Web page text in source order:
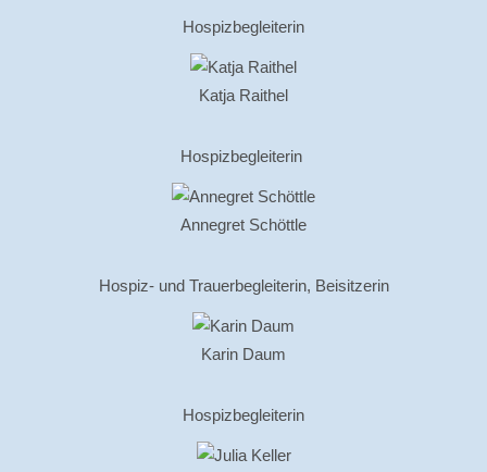
Hospizbegleiterin
Katja Raithel
Hospizbegleiterin
Annegret Schöttle
Hospiz- und Trauerbegleiterin, Beisitzerin
Karin Daum
Hospizbegleiterin